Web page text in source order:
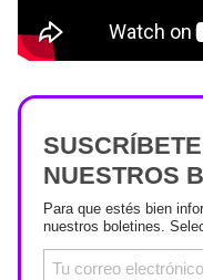
NUESTROS
Para que estés bien
nuestros boletines.